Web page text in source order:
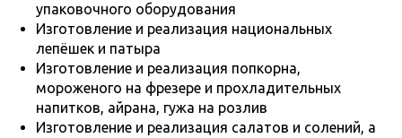
упаковочного оборудования
Изготовление и реализация национальных
лепёшек и патыра
Изготовление и реализация попкорна,
мороженого на фрезере и прохладительных
напитков, айрана, гужа на розлив
Изготовление и реализация салатов и солений, а